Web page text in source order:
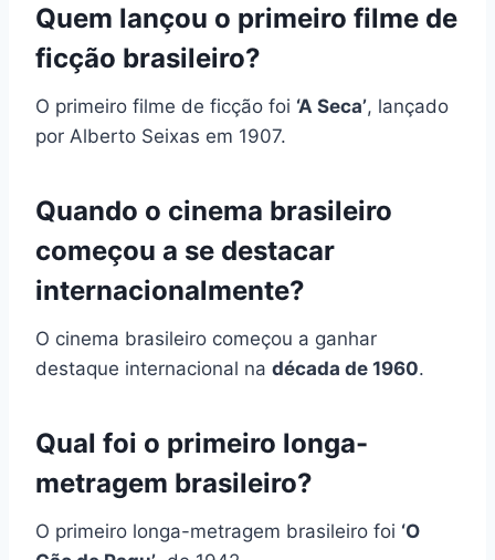
Quem lançou o primeiro filme de
ficção brasileiro?
O primeiro filme de ficção foi ‘A Seca’, lançado
por Alberto Seixas em 1907.
Quando o cinema brasileiro
começou a se destacar
internacionalmente?
O cinema brasileiro começou a ganhar
destaque internacional na década de 1960.
Qual foi o primeiro longa-
metragem brasileiro?
O primeiro longa-metragem brasileiro foi ‘O